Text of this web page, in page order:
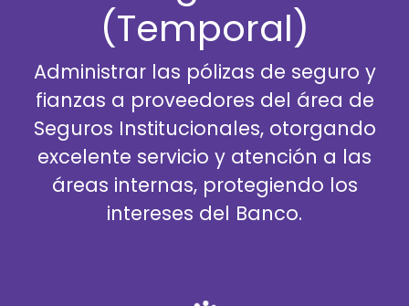
(Temporal)
Administrar las pólizas de seguro y
fianzas a proveedores del área de
Seguros Institucionales, otorgando
excelente servicio y atención a las
áreas internas, protegiendo los
intereses del Banco.